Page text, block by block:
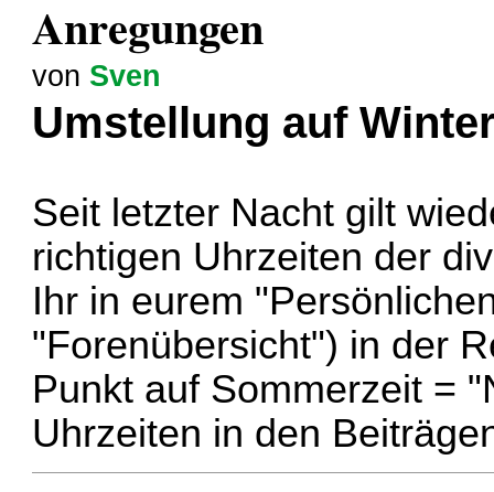
Anregungen
von Sven
Umstellung auf
Seit letzter Nacht gilt
richtigen Uhrzeiten der
Ihr in eurem
"Forenübersicht") in der
Punkt auf Sommerzeit =
Uhrzeiten in den